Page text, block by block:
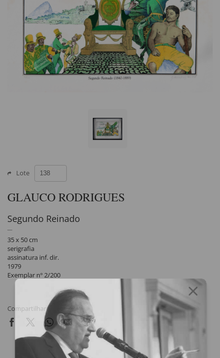
Lote
GLAUCO RODRIGUES
Segundo Reinado
35 x 50 cm
serigrafia
assinatura inf. dir.
1979
Exemplar nº 2/200
Compartilhar